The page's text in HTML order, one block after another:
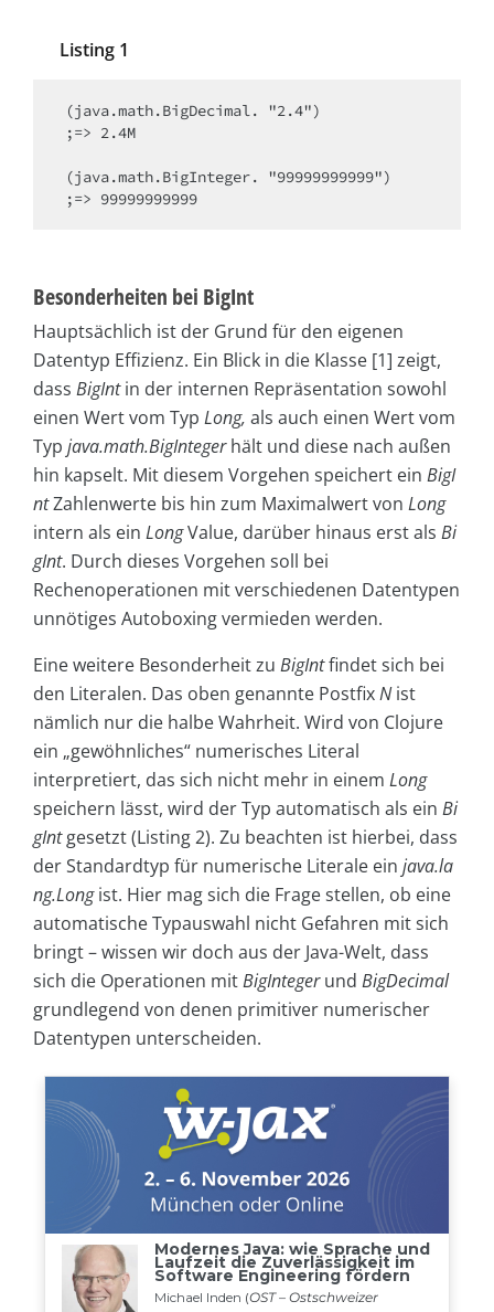
Listing 1
(java.math.BigDecimal. "2.4")
;=> 2.4M
(java.math.BigInteger. "99999999999")
;=> 99999999999
Besonderheiten bei BigInt
Hauptsächlich ist der Grund für den eigenen
Datentyp Effizienz. Ein Blick in die Klasse [1] zeigt,
dass BigIntin der internen Repräsentation sowohl
einen Wert vom Typ Long, als auch einen Wert vom
Typ java.math.BigIntegerhält und diese nach außen
hin kapselt. Mit diesem Vorgehen speichert ein BigI
ntZahlenwerte bis hin zum Maximalwert von Long
intern als ein LongValue, darüber hinaus erst als Bi
gInt. Durch dieses Vorgehen soll bei
Rechenoperationen mit verschiedenen Datentypen
unnötiges Autoboxing vermieden werden.
Eine weitere Besonderheit zu BigIntfindet sich bei
den Literalen. Das oben genannte PostfixNist
nämlich nur die halbe Wahrheit. Wird von Clojure
ein „gewöhnliches“ numerisches Literal
interpretiert, das sich nicht mehr in einem Long
speichern lässt, wird der Typ automatisch als ein Bi
gIntgesetzt (Listing 2). Zu beachten ist hierbei, dass
der Standardtyp für numerische Literale ein java.la
ng.Longist. Hier mag sich die Frage stellen, ob eine
automatische Typauswahl nicht Gefahren mit sich
bringt – wissen wir doch aus der Java-Welt, dass
sich die Operationen mitBigIntegerund BigDecimal
grundlegend von denen primitiver numerischer
Datentypen unterscheiden.